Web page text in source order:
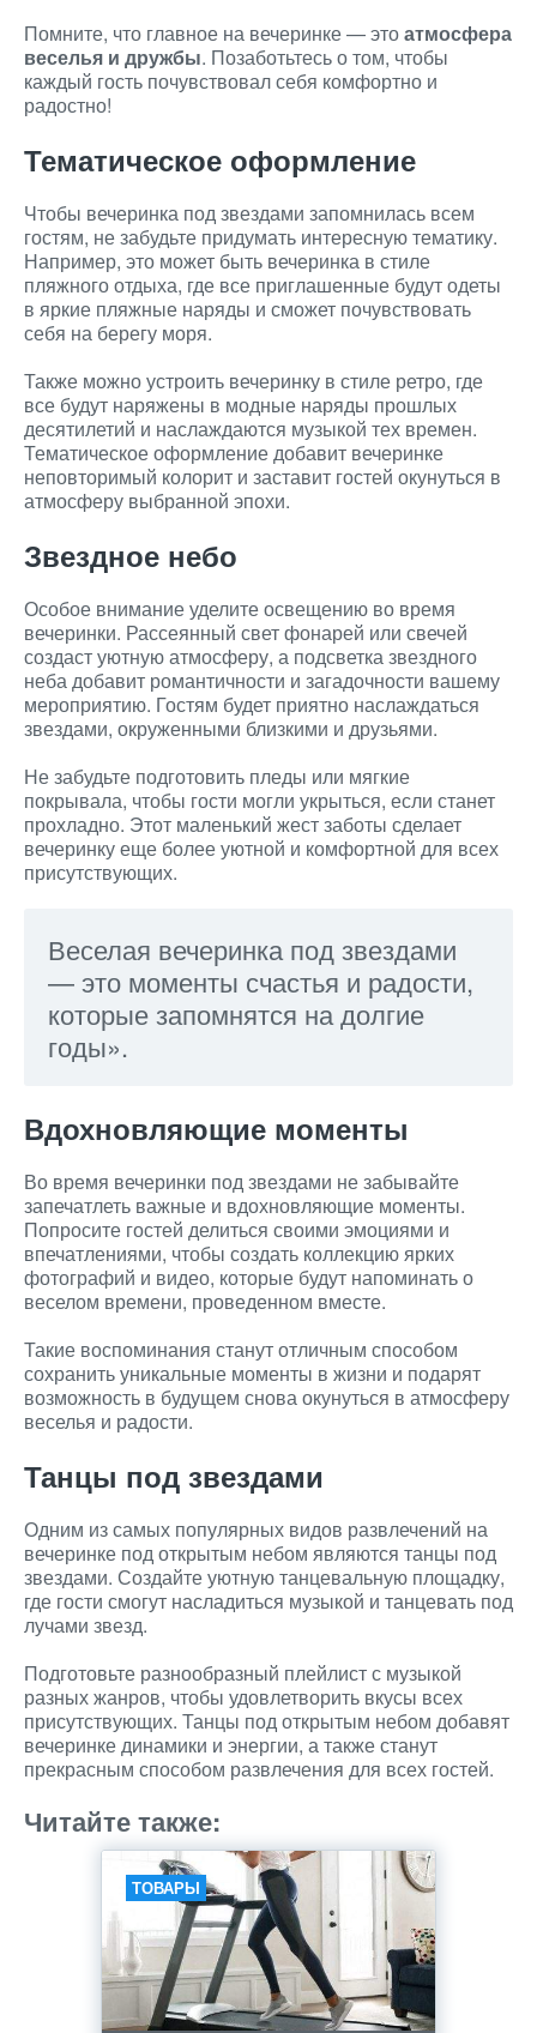
Помните, что главное на вечеринке — этоатмосфера
веселья и дружбы. Позаботьтесь о том, чтобы
каждый гость почувствовал себя комфортно и
радостно!
Тематическое оформление
Чтобы вечеринка под звездами запомнилась всем
гостям, не забудьте придумать интересную тематику.
Например, это может быть вечеринка в стиле
пляжного отдыха, где все приглашенные будут одеты
в яркие пляжные наряды и сможет почувствовать
себя на берегу моря.
Также можно устроить вечеринку в стиле ретро, где
все будут наряжены в модные наряды прошлых
десятилетий и наслаждаются музыкой тех времен.
Тематическое оформление добавит вечеринке
неповторимый колорит и заставит гостей окунуться в
атмосферу выбранной эпохи.
Звездное небо
Особое внимание уделите освещению во время
вечеринки. Рассеянный свет фонарей или свечей
создаст уютную атмосферу, а подсветка звездного
неба добавит романтичности и загадочности вашему
мероприятию. Гостям будет приятно наслаждаться
звездами, окруженными близкими и друзьями.
Не забудьте подготовить пледы или мягкие
покрывала, чтобы гости могли укрыться, если станет
прохладно. Этот маленький жест заботы сделает
вечеринку еще более уютной и комфортной для всех
присутствующих.
Веселая вечеринка под звездами
— это моменты счастья и радости,
которые запомнятся на долгие
годы».
Вдохновляющие моменты
Во время вечеринки под звездами не забывайте
запечатлеть важные и вдохновляющие моменты.
Попросите гостей делиться своими эмоциями и
впечатлениями, чтобы создать коллекцию ярких
фотографий и видео, которые будут напоминать о
веселом времени, проведенном вместе.
Такие воспоминания станут отличным способом
сохранить уникальные моменты в жизни и подарят
возможность в будущем снова окунуться в атмосферу
веселья и радости.
Танцы под звездами
Одним из самых популярных видов развлечений на
вечеринке под открытым небом являются танцы под
звездами. Создайте уютную танцевальную площадку,
где гости смогут насладиться музыкой и танцевать под
лучами звезд.
Подготовьте разнообразный плейлист с музыкой
разных жанров, чтобы удовлетворить вкусы всех
присутствующих. Танцы под открытым небом добавят
вечеринке динамики и энергии, а также станут
прекрасным способом развлечения для всех гостей.
Читайте также:
ТОВАРЫ